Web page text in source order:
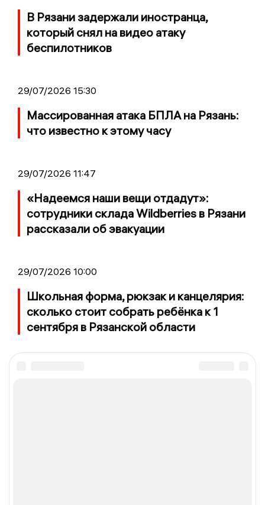
В Рязани задержали иностранца,
который снял на видео атаку
беспилотников
29/07/2026 15:30
Массированная атака БПЛА на Рязань:
что известно к этому часу
29/07/2026 11:47
«Надеемся наши вещи отдадут»:
сотрудники склада Wildberries в Рязани
рассказали об эвакуации
29/07/2026 10:00
Школьная форма, рюкзак и канцелярия:
сколько стоит собрать ребёнка к 1
сентября в Рязанской области